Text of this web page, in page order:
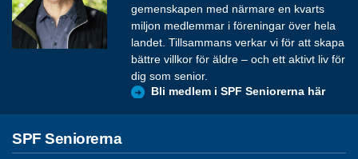
gemenskapen med närmare en kvarts
miljon medlemmar i föreningar över hela
landet. Tillsammans verkar vi för att skapa
bättre villkor för äldre – och ett aktivt liv för
dig som senior.
Bli medlem i SPF Seniorerna här
SPF Seniorerna